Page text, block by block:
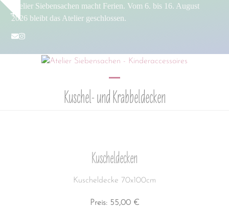
Skip
Show
Atelier Siebensachen macht Ferien. Vom 6. bis 16. August
2026 bleibt das Atelier geschlossen.
E-Instagram
Open
mobile
Close
mobile
Kuschel- und Krabbeldecken
Kuscheldecken
Kuscheldecke 70x100cm
Preis: 55,00 €